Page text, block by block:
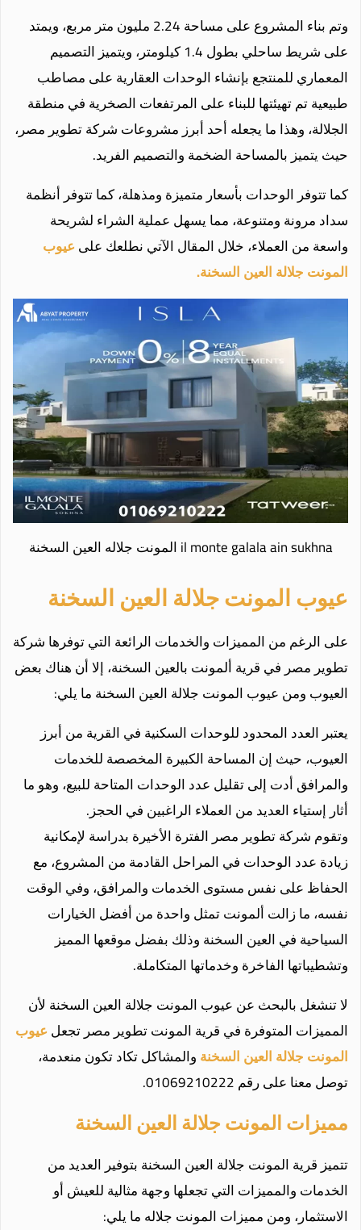
وتم بناء المشروع على مساحة 2.24 مليون متر مربع، ويمتد
على شريط ساحلي بطول 1.4 كيلومتر، ويتميز التصميم
المعماري للمنتجع بإنشاء الوحدات العقارية على مصاطب
طبيعية تم تهيئتها للبناء على المرتفعات الصخرية في منطقة
الجلالة، وهذا ما يجعله أحد أبرز مشروعات شركة تطوير مصر،
حيث يتميز بالمساحة الضخمة والتصميم الفريد.
كما تتوفر الوحدات بأسعار متميزة ومذهلة، كما تتوفر أنظمة
سداد مرونة ومتنوعة، مما يسهل عملية الشراء لشريحة
واسعة من العملاء، خلال المقال الآتي نطلعك علىعيوب
المونت جلالة العين السخنة.
il monte galala ain sukhna المونت جلاله العين السخنة
عيوب المونت جلالة العين السخنة
على الرغم من المميزات والخدمات الرائعة التي توفرها شركة
تطوير مصر في قرية ألمونت بالعين السخنة، إلا أن هناك بعض
العيوب ومن عيوب المونت جلالة العين السخنة ما يلي:
يعتبر العدد المحدود للوحدات السكنية في القرية من أبرز
العيوب، حيث إن المساحة الكبيرة المخصصة للخدمات
والمرافق أدت إلى تقليل عدد الوحدات المتاحة للبيع، وهو ما
أثار إستياء العديد من العملاء الراغبين في الحجز.
وتقوم شركة تطوير مصر الفترة الأخيرة بدراسة لإمكانية
زيادة عدد الوحدات في المراحل القادمة من المشروع، مع
الحفاظ على نفس مستوى الخدمات والمرافق، وفي الوقت
نفسه، ما زالت ألمونت تمثل واحدة من أفضل الخيارات
السياحية في العين السخنة وذلك بفضل موقعها المميز
وتشطيباتها الفاخرة وخدماتها المتكاملة.
لا تنشغل بالبحث عن عيوب المونت جلالة العين السخنة لأن
المميزات المتوفرة في قرية المونت تطوير مصر تجعلعيوب
المونت جلالة العينالسخنةوالمشاكل تكاد تكون منعدمة،
توصل معنا على رقم 01069210222.
مميزات المونت جلالة العين السخنة
تتميز قرية المونت جلالة العين السخنة بتوفير العديد من
الخدمات والمميزات التي تجعلها وجهة مثالية للعيش أو
الاستثمار، ومن مميزات المونت جلاله ما يلي: